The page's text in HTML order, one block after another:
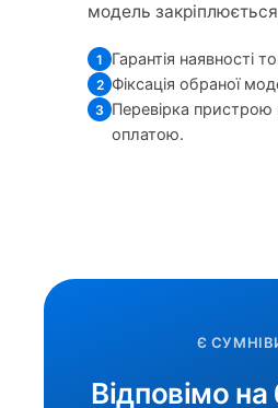
модель
1 Гарантія наявності
2 Фіксація обраної
3 Перевірка
оплатою.
Є
Відповімо